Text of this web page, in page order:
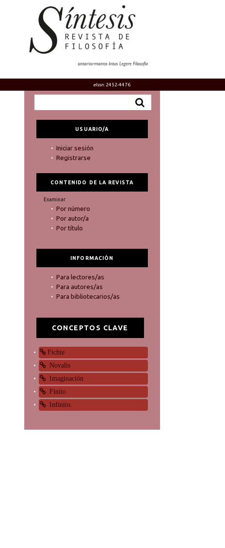
eIssn: 2452-4476
USUARIO/A
Iniciar sesión
Registrarse
CONTENIDO DE LA REVISTA
Examinar
Por número
Por autor/a
Por título
INFORMACIÓN
Para lectores/as
Para autores/as
Para bibliotecarios/as
CONCEPTOS CLAVE
Fichte
Novalis
Imaginación
Finito
Infinito.